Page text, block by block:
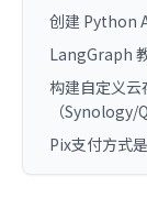
创建 Python
LangGraph
构建自定义云
（Synology/
Pix支付方式